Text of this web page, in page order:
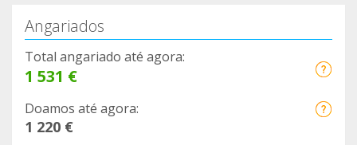
Angariados
Total angariado até agora:
1 531 €
Doamos até agora:
1 220 €